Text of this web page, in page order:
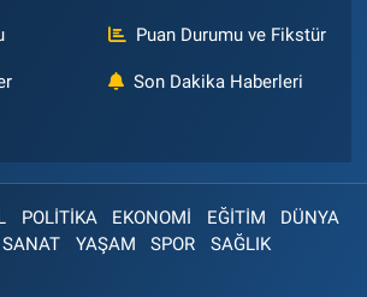
Puan Durumu ve Fikstür
Son Dakika Haberleri
POLİTİKA EKONOMİ EĞİTİM
DÜNYA
SANAT
YAŞAM SPOR SAĞLIK